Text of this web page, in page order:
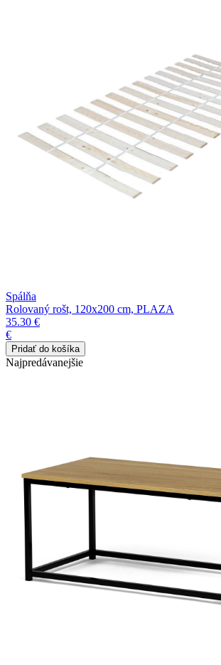
Spálňa
Rolovaný rošt, 120x200 cm, PLAZA
35.30 €
€
Najpredávanejšie